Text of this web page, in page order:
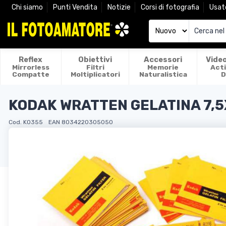
Chi siamo Punti Vendita Notizie Corsi di fotografia
Reflex
Mirrorless
Compatte
Obiettivi
Filtri
Moltiplicatori
Accessori
Memorie
Naturalistica
KODAK WRATTEN GELATINA
Cod. KO355 EAN 8034220305050